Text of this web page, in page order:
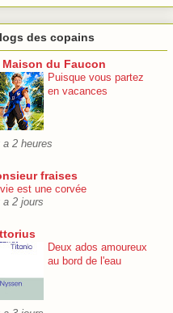
des copains
Maison du Faucon
Puisque vous partez
en vacances
a 2 heures
fraises
est une corvée
a 2 jours
Deux ados amoureux
au bord de l'eau